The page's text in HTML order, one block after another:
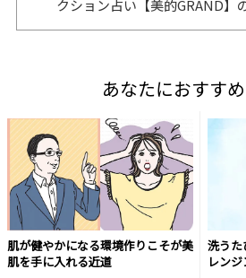
クション占い【美的GRAND】
あなたにおすす
肌が健やかになる環境作りこそが美
肌を手に入れる近道
洗うた
レン